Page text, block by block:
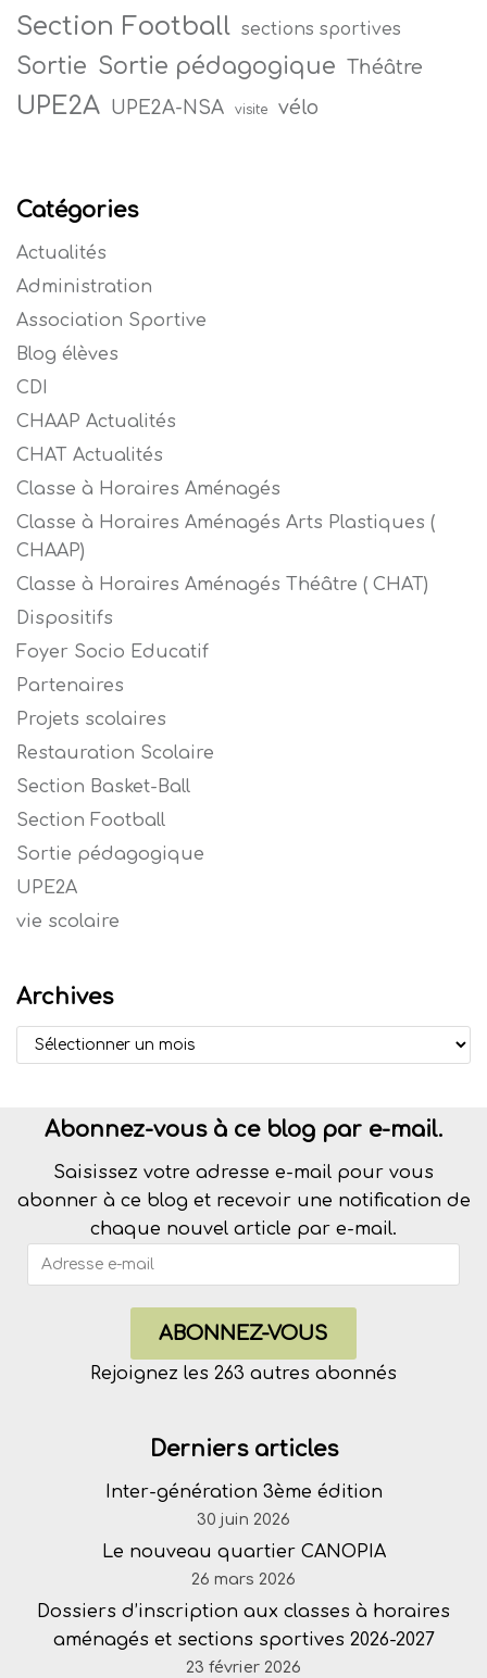
Section Football sections sportives
Sortie Sortie pédagogique Théâtre
UPE2A UPE2A-NSA visite vélo
Catégories
Actualités
Administration
Association Sportive
Blog élèves
CDI
CHAAP Actualités
CHAT Actualités
Classe à Horaires Aménagés
Classe à Horaires Aménagés Arts Plastiques (
CHAAP)
Classe à Horaires Aménagés Théâtre ( CHAT)
Dispositifs
Foyer Socio Educatif
Partenaires
Projets scolaires
Restauration Scolaire
Section Basket-Ball
Section Football
Sortie pédagogique
UPE2A
vie scolaire
Archives
Abonnez-vous à ce blog par e-mail.
Saisissez votre adresse e-mail pour vous
abonner à ce blog et recevoir une notification de
chaque nouvel article par e-mail.
ABONNEZ-VOUS
Rejoignez les 263 autres abonnés
Derniers articles
Inter-génération 3ème édition
30 juin 2026
Le nouveau quartier CANOPIA
26 mars 2026
Dossiers d’inscription aux classes à horaires
aménagés et sections sportives 2026-2027
23 février 2026